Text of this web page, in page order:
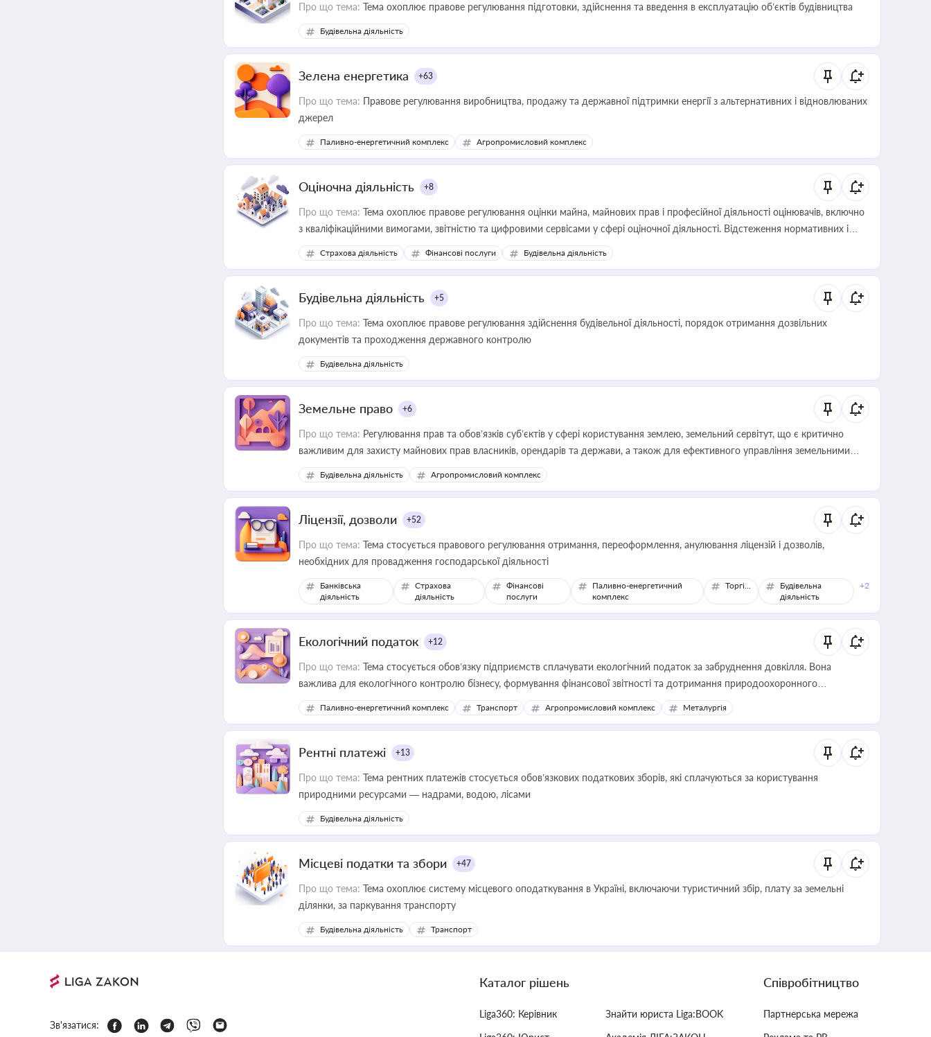
Про що тема: Тема охоплює правове регулювання підготовки, здійснення та введення в експлуатацію об’єктів будівництва
Будівельна діяльність
Зелена енергетика +63
Про що тема: Правове регулювання виробництва, продажу та державної підтримки енергії з альтернативних і відновлюваних
джерел
Паливно-енергетичний комплекс Агропромисловий комплекс
Оціночна діяльність +8
Про що тема: Тема охоплює правове регулювання оцінки майна, майнових прав і професійної діяльності оцінювачів, включно
з кваліфікаційними вимогами, звітністю та цифровими сервісами у сфері оціночної діяльності. Відстеження нормативних і
медійних змін у цій сфері корисне для власника бізнесу, керівника, юриста або бухгалтера під час оподаткування,
приватизації, оренди державного майна, корпоративних угод і перевірки статусу суб'єктів оціночної діяльності
Страхова діяльність Фінансові послуги Будівельна діяльність
Будівельна діяльність +5
Про що тема: Тема охоплює правове регулювання здійснення будівельної діяльності, порядок отримання дозвільних
документів та проходження державного контролю
Будівельна діяльність
Земельне право +6
Про що тема: Регулювання прав та обов’язків суб’єктів у сфері користування землею, земельний сервітут, що є критично
важливим для захисту майнових прав власників, орендарів та держави, а також для ефективного управління земельними
ресурсами
Будівельна діяльність Агропромисловий комплекс
Ліцензії, дозволи +52
Про що тема: Тема стосується правового регулювання отримання, переоформлення, анулювання ліцензій і дозволів,
необхідних для провадження господарської діяльності
Банківська
діяльність
Страхова
діяльність
Фінансові
послуги
Паливно-енергетичний
комплекс
Торгівля
Будівельна
діяльність
+2
Екологічний податок +12
Про що тема: Тема стосується обов’язку підприємств сплачувати екологічний податок за забруднення довкілля. Вона
важлива для екологічного контролю бізнесу, формування фінансової звітності та дотримання природоохоронного
законодавства
Паливно-енергетичний комплекс Транспорт Агропромисловий комплекс Металургія
Рентні платежі +13
Про що тема: Тема рентних платежів стосується обов’язкових податкових зборів, які сплачуються за користування
природними ресурсами — надрами, водою, лісами
Будівельна діяльність
Місцеві податки та збори +47
Про що тема: Тема охоплює систему місцевого оподаткування в Україні, включаючи туристичний збір, плату за земельні
ділянки, за паркування транспорту
Будівельна діяльність Транспорт
Зв'язатися:
Каталог рішень
Liga360: Керівник
Знайти юриста Liga:BOOK
Співробітництво
Партнерська мережа